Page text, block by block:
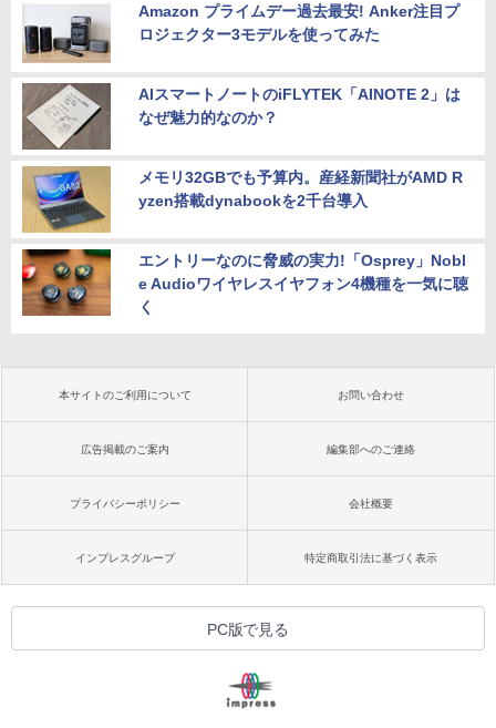
Amazon プライムデー過去最安! Anker注目プ
ロジェクター3モデルを使ってみた
AIスマートノートのiFLYTEK「AINOTE 2」は
なぜ魅力的なのか？
メモリ32GBでも予算内。産経新聞社がAMD R
yzen搭載dynabookを2千台導入
エントリーなのに脅威の実力!「Osprey」Nobl
e Audioワイヤレスイヤフォン4機種を一気に聴
く
本サイトのご利用について お問い合わせ
広告掲載のご案内 編集部へのご連絡
プライバシーポリシー 会社概要
インプレスグループ 特定商取引法に基づく表示
PC版で見る